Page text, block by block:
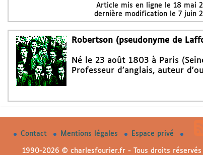
Article mis en ligne le 18 mai
dernière modification le 7 juin
Robertson (pseudonyme de
Né le 23 août 1803 à Paris
Professeur d’anglais, auteur
Contact Mentions légales Espace privé
1990-2026 © charlesfourier.fr - Tous droits réservés